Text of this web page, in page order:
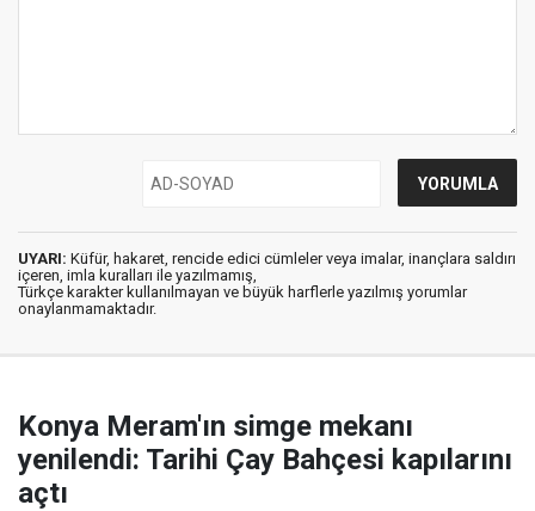
UYARI: Küfür, hakaret, rencide edici cümleler veya imalar, inançlara saldırı
içeren, imla kuralları ile yazılmamış,
Türkçe karakter kullanılmayan ve büyük harflerle yazılmış yorumlar
onaylanmamaktadır.
Konya Meram'ın simge mekanı
yenilendi: Tarihi Çay Bahçesi kapılarını
açtı